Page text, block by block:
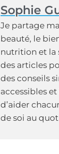
Sophie
Je partage
beauté, le
nutrition et la
des articles
des conseils
accessibles
d’aider
de soi au